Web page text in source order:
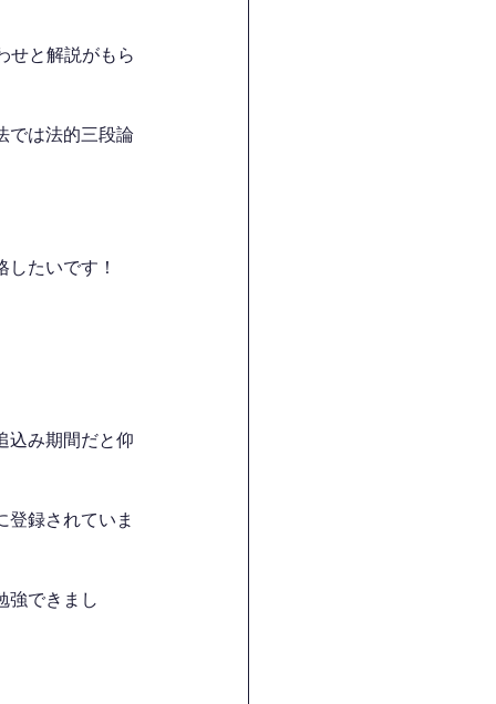
せと解説がもら
では法的三段論
たいです！
込み期間だと仰
登録されていま
強できまし